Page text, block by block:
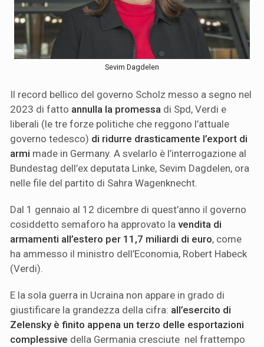
Sevim Dagdelen
Il record bellico del governo Scholz messo a segno nel
2023 di fatto annulla la promessa di Spd, Verdi e
liberali (le tre forze politiche che reggono l’attuale
governo tedesco) di ridurre drasticamente l’export di
armi made in Germany. A svelarlo è l’interrogazione al
Bundestag dell’ex deputata Linke, Sevim Dagdelen, ora
nelle file del partito di Sahra Wagenknecht.
Dal 1 gennaio al 12 dicembre di quest’anno il governo
cosiddetto semaforo ha approvato la vendita di
armamenti all’estero per 11,7 miliardi di euro, come
ha ammesso il ministro dell’Economia, Robert Habeck
(Verdi).
E la sola guerra in Ucraina non appare in grado di
giustificare la grandezza della cifra: all’esercito di
Zelensky è finito appena un terzo delle esportazioni
complessive della Germania cresciute nel frattempo